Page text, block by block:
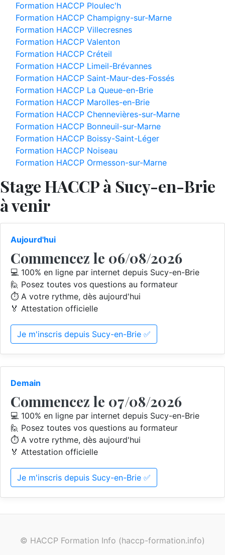
Formation HACCP Ploulec'h
Formation HACCP Champigny-sur-Marne
Formation HACCP Villecresnes
Formation HACCP Valenton
Formation HACCP Créteil
Formation HACCP Limeil-Brévannes
Formation HACCP Saint-Maur-des-Fossés
Formation HACCP La Queue-en-Brie
Formation HACCP Marolles-en-Brie
Formation HACCP Chennevières-sur-Marne
Formation HACCP Bonneuil-sur-Marne
Formation HACCP Boissy-Saint-Léger
Formation HACCP Noiseau
Formation HACCP Ormesson-sur-Marne
Stage HACCP à Sucy-en-Brie
à venir
Aujourd'hui
Commencez le 06/08/2026
💻 100% en ligne par internet depuis Sucy-en-Brie
🙋 Posez toutes vos questions au formateur
⏱️ A votre rythme, dès aujourd'hui
🏅 Attestation officielle
Je m'inscris depuis Sucy-en-Brie ✅
Demain
Commencez le 07/08/2026
💻 100% en ligne par internet depuis Sucy-en-Brie
🙋 Posez toutes vos questions au formateur
⏱️ A votre rythme, dès aujourd'hui
🏅 Attestation officielle
Je m'inscris depuis Sucy-en-Brie ✅
© HACCP Formation Info (haccp-formation.info)